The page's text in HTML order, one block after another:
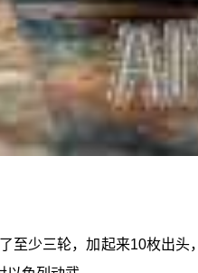
至少三轮，加起来10枚出头